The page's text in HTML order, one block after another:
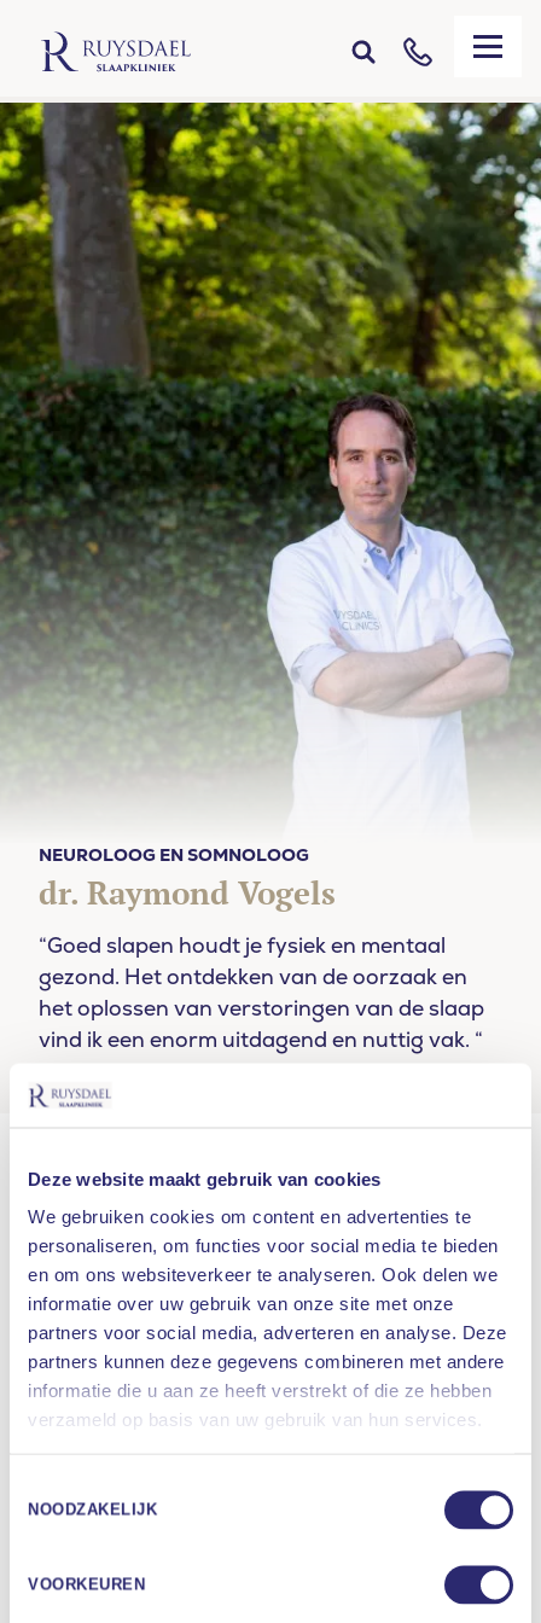
Deze website maakt gebruik van cookies
We gebruiken cookies om content en advertenties te
personaliseren, om functies voor social media te bieden
en om ons websiteverkeer te analyseren. Ook delen we
informatie over uw gebruik van onze site met onze
partners voor social media, adverteren en analyse. Deze
partners kunnen deze gegevens combineren met andere
informatie die u aan ze heeft verstrekt of die ze hebben
verzameld op basis van uw gebruik van hun services.
NOODZAKELIJK
VOORKEUREN
Waar bent u naar op zoek
NEUROLOOG EN SOMNOLOOG
dr. Raymond Vogels
“Goed slapen houdt je fysiek en mentaal
gezond. Het ontdekken van de oorzaak en
het oplossen van verstoringen van de slaap
vind ik een enorm uitdagend en nuttig vak. “
Universiteit Maastricht. Zijn specialisatie tot
neuroloog en promotie deed hij vervolgens in het
St. Lucas-Andreas Ziekenhuis en VUMC in
Amsterdam.
Hij heeft een passie voor het vakgebied
slaapstoornissen. Hij is sinds 2007 werkzaam als
neuroloog in het NWZ te Alkmaar, en als
somnoloog zeer actief betrokken bij de
somnoloog behaald van de European Sleep
slaapstoornissen. Daarmee is hij naast neuroloog